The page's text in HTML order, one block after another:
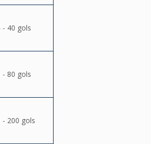
- 40 gols
- 80 gols
- 200 gols